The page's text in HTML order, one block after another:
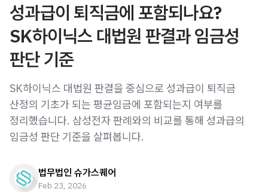
성과급이 퇴직금에 포함되나요?
SK하이닉스 대법원 판결과 임금성
판단 기준
SK하이닉스 대법원 판결을 중심으로 성과급이 퇴직금
산정의 기초가 되는 평균임금에 포함되는지 여부를
정리했습니다. 삼성전자 판례와의 비교를 통해 성과급의
임금성 판단 기준을 살펴봅니다.
법무법인 슈가스퀘어
Feb 23, 2026